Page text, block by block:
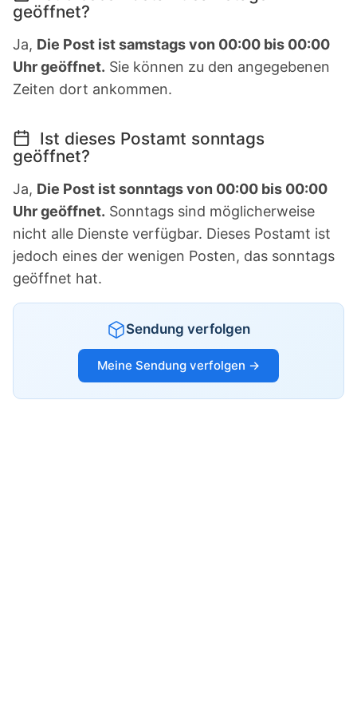
geöffnet?
Ja, Die Post ist samstags von 00:00 bis 00:00
Uhr geöffnet. Sie können zu den angegebenen
Zeiten dort ankommen.
Ist dieses Postamt sonntags
geöffnet?
Ja, Die Post ist sonntags von 00:00 bis 00:00
Uhr geöffnet. Sonntags sind möglicherweise
nicht alle Dienste verfügbar. Dieses Postamt ist
jedoch eines der wenigen Posten, das sonntags
geöffnet hat.
Sendung verfolgen
Meine Sendung verfolgen →